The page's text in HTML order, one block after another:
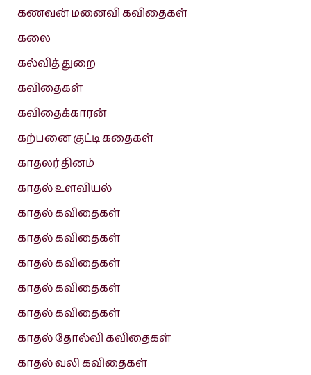
கணவன் மனைவி கவிதைகள்
கலை
கல்வித் துறை
கவிதைகள்
கவிதைக்காரன்
கற்பனை குட்டி கதைகள்
காதலர் தினம்
காதல் உளவியல்
காதல் கவிதைகள்
காதல் கவிதைகள்
காதல் கவிதைகள்
காதல் கவிதைகள்
காதல் கவிதைகள்
காதல் தோல்வி கவிதைகள்
காதல் வலி கவிதைகள்